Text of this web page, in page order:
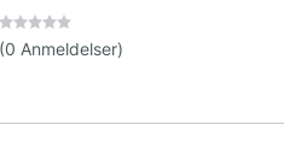
(0 Anmeldelser)